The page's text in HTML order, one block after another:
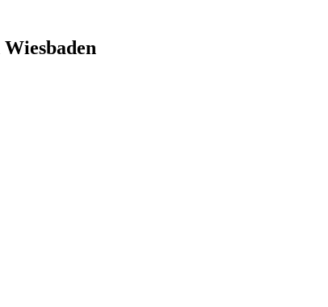
Wiesbaden